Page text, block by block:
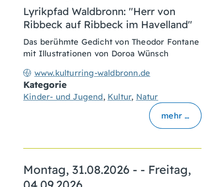
Lyrikpfad Waldbronn: "Herr von
Ribbeck auf Ribbeck im Havelland"
www.kulturring-waldbronn.de
Das berühmte Gedicht von Theodor Fontane
mit Illustrationen von Doroa Wünsch
Kategorie
Kinder- und Jugend, Kultur, Natur
mehr …
Montag, 31.08.2026 - - Freitag,